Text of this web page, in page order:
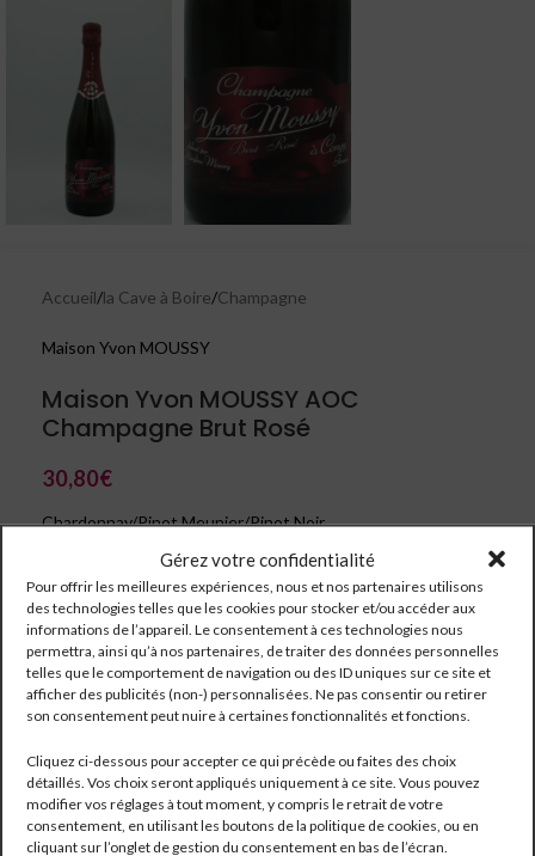
Gérez votre confidentialité
Pour offrir les meilleures expériences, nous et nos partenaires utilisons
des technologies telles que les cookies pour stocker et/ou accéder aux
informations de l’appareil. Le consentement à ces technologies nous
permettra, ainsi qu’à nos partenaires, de traiter des données personnelles
telles que le comportement de navigation ou des ID uniques sur ce site et
afficher des publicités (non-) personnalisées. Ne pas consentir ou retirer
son consentement peut nuire à certaines fonctionnalités et fonctions.
Cliquez ci-dessous pour accepter ce qui précède ou faites des choix
détaillés. Vos choix seront appliqués uniquement à ce site. Vous pouvez
modifier vos réglages à tout moment, y compris le retrait de votre
consentement, en utilisant les boutons de la politique de cookies, ou en
cliquant sur l’onglet de gestion du consentement en bas de l’écran.
Accueil/la Cave à Boire/Champagne
Maison Yvon MOUSSY
Maison Yvon MOUSSY AOC
Champagne Brut Rosé
30,80€
Chardonnay/Pinot Meunier/Pinot Noir